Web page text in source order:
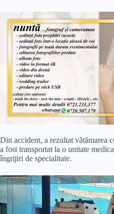
Din accident, a rezultat vătămarea
a fost transportat la o unitate
îngrijiri de specialitate.